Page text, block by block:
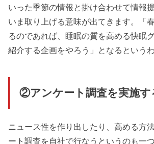
いった季節の情報と掛け合わせて情報
いま取り上げる意味が出てきます。「
るのであれば、睡眠の質を高める快眠
紹介する企画をやろう」となるというわ
②アンケート調査を実施す
ニュース性を作り出したり、高める方
ート調査を自社で行なうというのも一